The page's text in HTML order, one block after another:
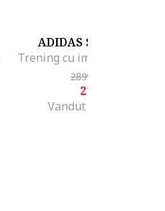
ADIDAS SPORTSWEAR
28900
216
Vandut de Top Sport